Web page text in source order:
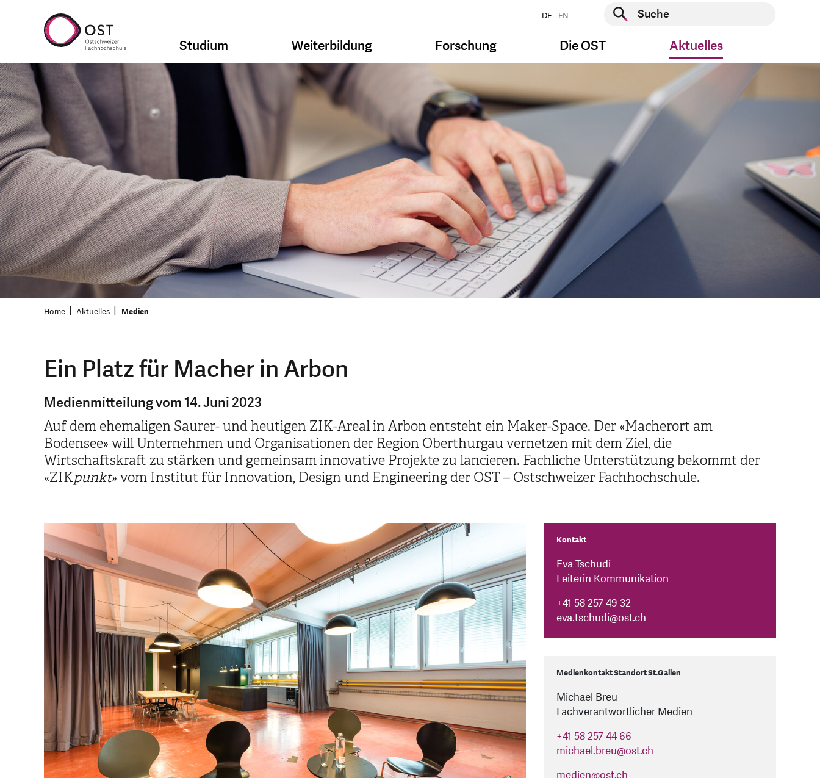
DE EN
Suche starten
Studium Weiterbildung Forschung Die OST Aktuelles
Home Aktuelles Medien
Ein Platz für Macher in Arbon
Medienmitteilung vom 14. Juni 2023
Auf dem ehemaligen Saurer- und heutigen ZIK-Areal in Arbon entsteht ein Maker-Space. Der «Macherort am
Bodensee» will Unternehmen und Organisationen der Region Oberthurgau vernetzen mit dem Ziel, die
Wirtschaftskraft zu stärken und gemeinsam innovative Projekte zu lancieren. Fachliche Unterstützung bekommt der
«ZIKpunkt» vom Institut für Innovation, Design und Engineering der OST – Ostschweizer Fachhochschule.
Kontakt
Eva Tschudi
Leiterin Kommunikation
+41 58 257 49 32
eva.tschudi@ost.ch
Medienkontakt Standort St.Gallen
Michael Breu
Fachverantwortlicher Medien
+41 58 257 44 66
michael.breu@ost.ch